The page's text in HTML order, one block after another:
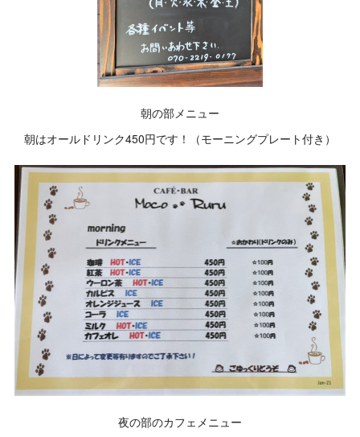
朝の部メニュー
朝はオールドリンク450円です！（モーニングプレート付き）
夜の部のカフェメニュー